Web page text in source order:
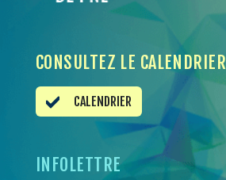
CONSULTEZ LE CALENDRIER
CALENDRIER
INFOLETTRE